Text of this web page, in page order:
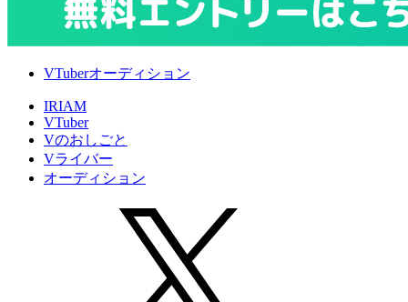
VTuberオーディション
IRIAM
VTuber
Vのおしごと
Vライバー
オーディション